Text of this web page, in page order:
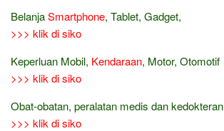
BelanjaSmartphone, Tablet, Gadget,
>>> klik di siko
Keperluan Mobil, Kendaraan, Motor, Otomotif
>>> klik di siko
Obat-obatan, peralatan medis dan kedokteran
>>> klik di siko